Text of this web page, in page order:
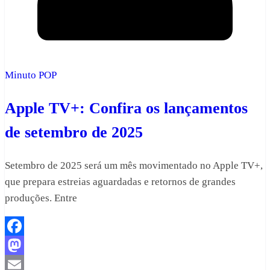
Minuto POP
Apple TV+: Confira os lançamentos
de setembro de 2025
Setembro de 2025 será um mês movimentado no Apple TV+,
que prepara estreias aguardadas e retornos de grandes
produções. Entre
Facebook
Mastodon